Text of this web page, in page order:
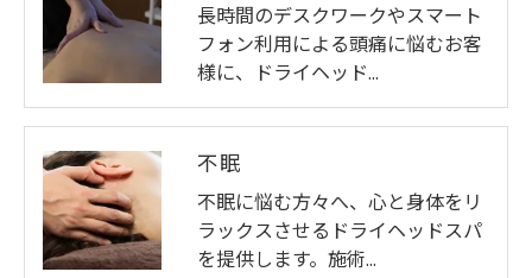
長時間のデスクワークやスマート
フォン利用による頭痛に悩むお客
様に、ドライヘッド…
不眠
不眠に悩む方々へ、心と身体をリ
ラックスさせるドライヘッドスパ
を提供します。施術…